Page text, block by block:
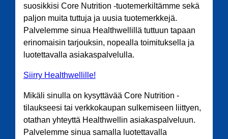
suosikkisi Core Nutrition -tuotemerkiltämme sekä
paljon muita tuttuja ja uusia tuotemerkkejä.
Palvelemme sinua Healthwellillä tuttuun tapaan
erinomaisin tarjouksin, nopealla toimituksella ja
luotettavalla asiakaspalvelulla.
Siirry Healthwellille!
Mikäli sinulla on kysyttävää Core Nutrition -
tilaukseesi tai verkkokaupan sulkemiseen liittyen,
otathan yhteyttä Healthwellin asiakaspalveluun.
Palvelemme sinua samalla luotettavalla